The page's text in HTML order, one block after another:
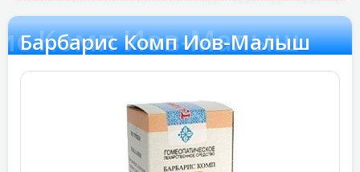
Комп Иов-Малыш
Барбарис Комп Иов-Малыш